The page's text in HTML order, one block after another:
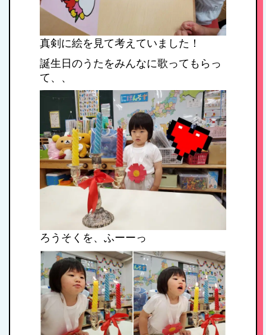
真剣に絵を見て考えていました！
誕生日のうたをみんなに歌ってもらっ
て、、
ろうそくを、ふーーっ